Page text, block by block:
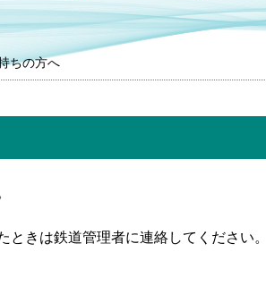
ちの方へ
きは鉄道管理者に連絡してください。